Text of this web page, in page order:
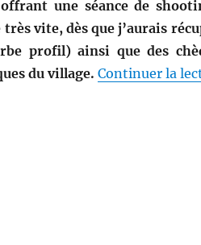
une séance de
vite, dès que j’aurais
profil) ainsi que des
du village. Continuer la